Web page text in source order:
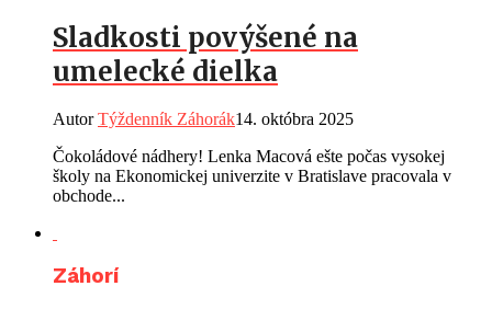
Sladkosti povýšené na
umelecké dielka
AutorTýždenník Záhorák14. októbra 2025
Čokoládové nádhery! Lenka Macová ešte počas vysokej
školy na Ekonomickej univerzite v Bratislave pracovala v
obchode...
Záhorí